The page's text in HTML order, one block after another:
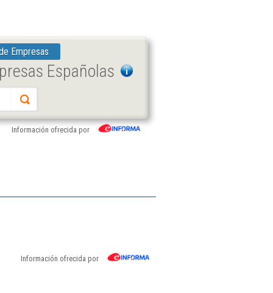
Empresas
Españolas
Información ofrecida por
Información ofrecida por